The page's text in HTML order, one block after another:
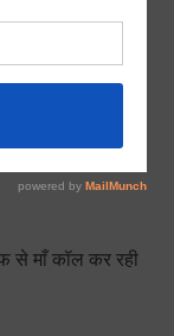
रात के 12 बजे
से माँ कॉल कर रही